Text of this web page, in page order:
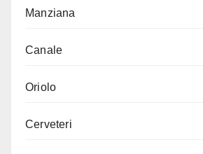
Manziana
Canale
Oriolo
Cerveteri